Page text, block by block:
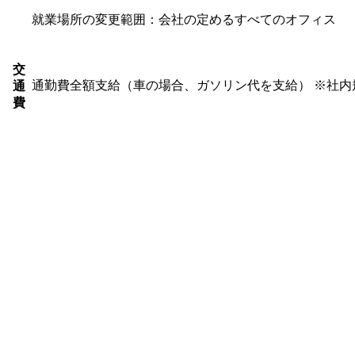
就業場所の変更範囲：会社の定めるすべてのオフィス
交
通
費
通勤費全額支給（車の場合、ガソリン代を支給） ※社内